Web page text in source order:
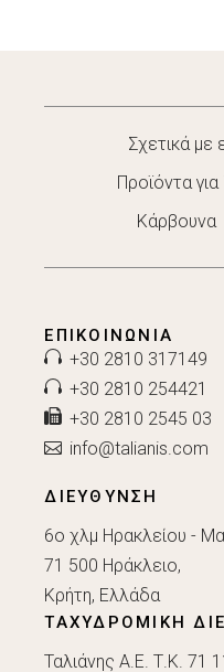
Σχετικά με
Προϊόντα
Κάρβουνα
ΕΠΙΚΟΙΝΩΝΊΑ
+30 2810 317149
+30 2810 254421
+30 2810 2545 03
info@talianis.com
ΔΙΕΥΘΥΝΣΗ
6ο χλμ Ηρακλείου -
71 500 Ηράκλειο,
Κρήτη, Ελλάδα
ΤΑΧΥΔΡΟΜΙΚΗ
Ταλιάνης Α.Ε. Τ.Κ. 71